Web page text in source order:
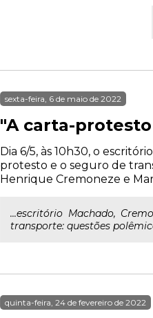
sexta-feira, 6 de maio de 2022
"A carta-
Dia 6/5, às 10h30, o
protesto e o seguro de
Henrique Cremoneze e
...escritório Machado,
transporte: questões
quinta-feira, 24 de fevereiro de 2022